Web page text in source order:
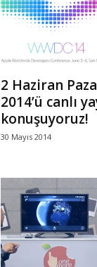
2 Haziran
2014’ü canlı
konuşuyoruz!
30 Mayıs 2014